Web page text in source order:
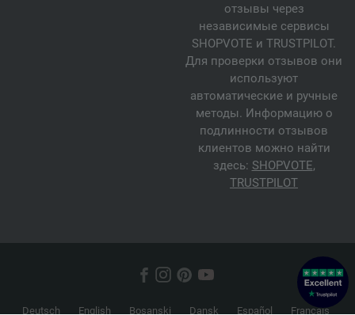
отзывы через
независимые сервисы
SHOPVOTE и TRUSTPILOT.
Для проверки отзывов они
используют
автоматические и ручные
методы. Информацию о
подлинности отзывов
клиентов можно найти
здесь: SHOPVOTE,
TRUSTPILOT
Deutsch English Bosanski Dansk Español Français